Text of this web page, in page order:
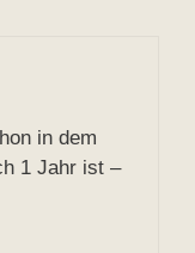
in dem
1 Jahr ist –